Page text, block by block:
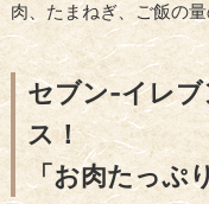
肉、たまねぎ、ご飯の
セブン-イレ
ス！
「お肉たっぷ